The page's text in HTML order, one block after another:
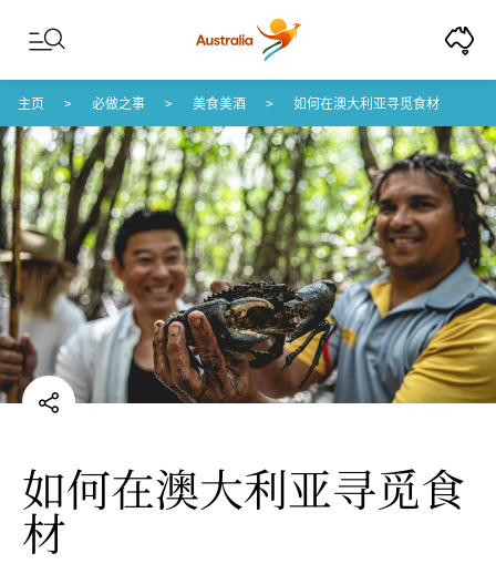
Skip to content
Skip to footer navigation
主页 必做之事 美食美酒 如何在澳大利亚寻觅食材
如何在澳大利亚寻觅食
材